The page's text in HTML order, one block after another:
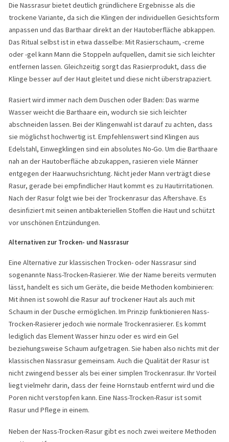
Die Nassrasur bietet deutlich gründlichere Ergebnisse als die
trockene Variante, da sich die Klingen der individuellen Gesichtsform
anpassen und das Barthaar direkt an der Hautoberfläche abkappen.
Das Ritual selbst ist in etwa dasselbe: Mit Rasierschaum, -creme
oder -gel kann Mann die Stoppeln aufquellen, damit sie sich leichter
entfernen lassen. Gleichzeitig sorgt das Rasierprodukt, dass die
Klinge besser auf der Haut gleitet und diese nicht überstrapaziert.
Rasiert wird immer nach dem Duschen oder Baden: Das warme
Wasser weicht die Barthaare ein, wodurch sie sich leichter
abschneiden lassen. Bei der Klingenwahl ist darauf zu achten, dass
sie möglichst hochwertig ist. Empfehlenswert sind Klingen aus
Edelstahl, Einwegklingen sind ein absolutes No-Go. Um die Barthaare
nah an der Hautoberfläche abzukappen, rasieren viele Männer
entgegen der Haarwuchsrichtung. Nicht jeder Mann verträgt diese
Rasur, gerade bei empfindlicher Haut kommt es zu Hautirritationen.
Nach der Rasur folgt wie bei der Trockenrasur das Aftershave. Es
desinfiziert mit seinen antibakteriellen Stoffen die Haut und schützt
vor unschönen Entzündungen.
Alternativen zur Trocken- und Nassrasur
Eine Alternative zur klassischen Trocken- oder Nassrasur sind
sogenannte Nass-Trocken-Rasierer. Wie der Name bereits vermuten
lässt, handelt es sich um Geräte, die beide Methoden kombinieren:
Mit ihnen ist sowohl die Rasur auf trockener Haut als auch mit
Schaum in der Dusche ermöglichen. Im Prinzip funktionieren Nass-
Trocken-Rasierer jedoch wie normale Trockenrasierer. Es kommt
lediglich das Element Wasser hinzu oder es wird ein Gel
beziehungsweise Schaum aufgetragen. Sie haben also nichts mit der
klassischen Nassrasur gemeinsam. Auch die Qualität der Rasur ist
nicht zwingend besser als bei einer simplen Trockenrasur. Ihr Vorteil
liegt vielmehr darin, dass der feine Hornstaub entfernt wird und die
Poren nicht verstopfen kann. Eine Nass-Trocken-Rasur ist somit
Rasur und Pflege in einem.
Neben der Nass-Trocken-Rasur gibt es noch zwei weitere Methoden